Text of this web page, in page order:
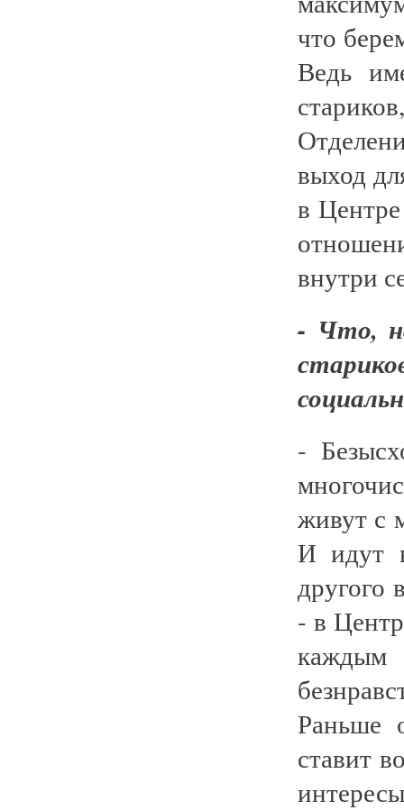
что
Ведь
выход
в
внутри
- Что,
-
живут с
И идут
другого
- в
Раньше
ставит